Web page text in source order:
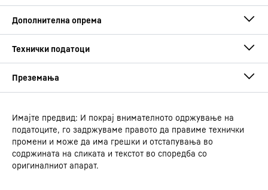
Група на производ
Комбинација за ладење и
замрзнување со EasyFresh и
Упатство за употреба
Имајте предвид: И покрај внимателното одржување на
податоците, го задржуваме правото да правиме технички
промени и може да има грешки и отстапувања во
содржината на сликата и текстот во споредба со
оригиналниот апарат.